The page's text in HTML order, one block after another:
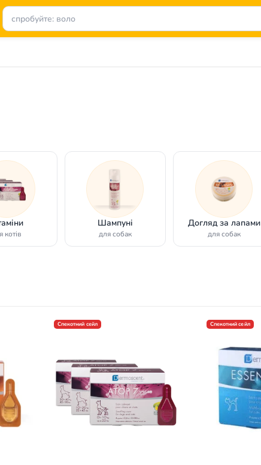
котів
Шампуні
для собак
Догляд за лапами
для собак
Спекотний сейл Спекотний сейл